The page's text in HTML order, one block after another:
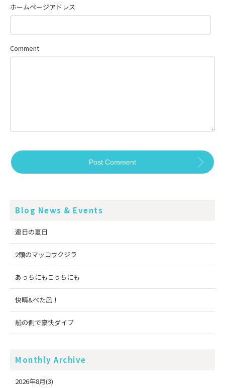
Comment
ホームページアドレス
Blog News & Events
連日の夏日
2頭のマッコウクジラ
あっちにもこっちにも
快晴&べた凪！
船の側で豪快ダイブ
Monthly Archive
2026年8月(3)